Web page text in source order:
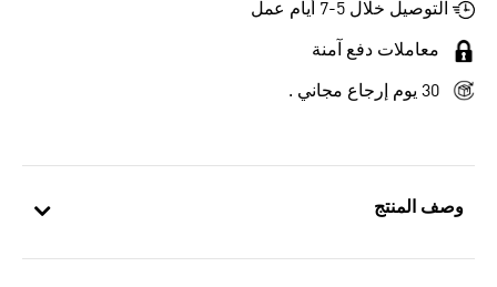
وصف المنتج
التوصيل خلال 5-7 أيام عمل
معاملات دفع آمنة